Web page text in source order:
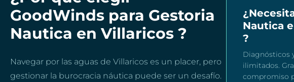
GoodWinds para Gestoria
Nautica en Villaricos ?
Navegar por las aguas de Villaricos es un placer, pero
gestionar la burocracia náutica puede ser un desafío.
Nautica
?
Diagnósticos
ilimitados.
compromiso